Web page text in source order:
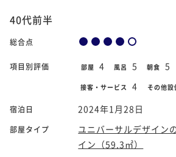
40代前半
総合点
項目別評価 部屋 4 風呂 5 朝食 5
接客・サービス 4 その他設
宿泊日 2024年1月28日
部屋タイプ
ユニバーサルデザイン
イン（59.3㎡）